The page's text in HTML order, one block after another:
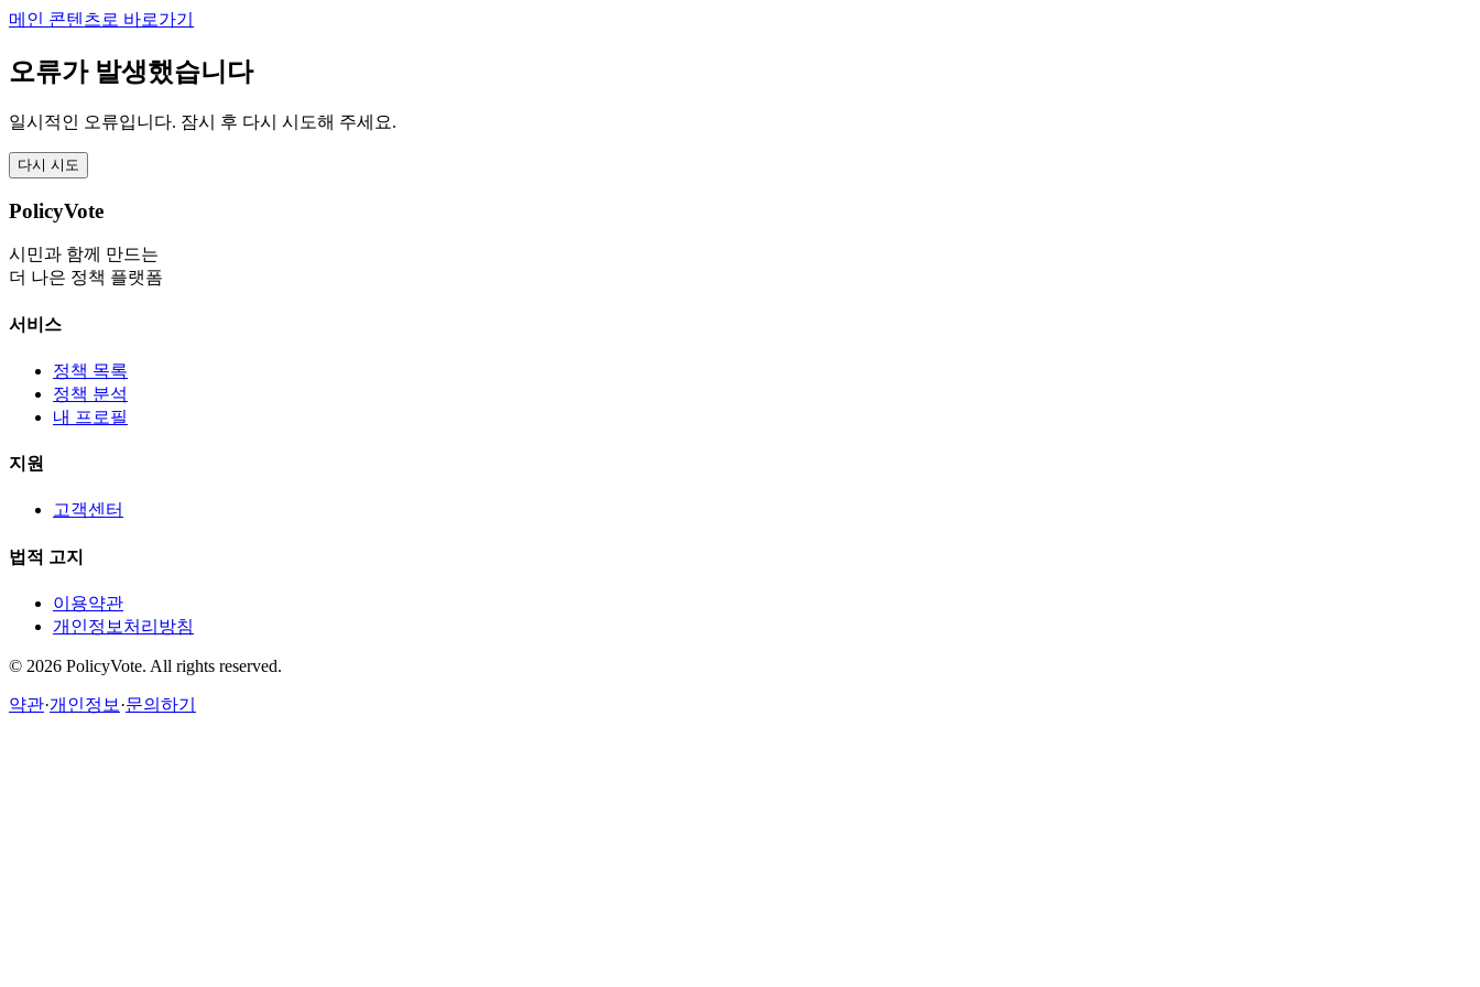
메인 콘텐츠로 바로가기
오류가 발생했습니다
일시적인 오류입니다. 잠시 후 다시 시도해 주세요.
다시 시도
PolicyVote
시민과 함께 만드는
더 나은 정책 플랫폼
서비스
정책 목록
정책 분석
내 프로필
지원
고객센터
법적 고지
이용약관
개인정보처리방침
© 2026 PolicyVote. All rights reserved.
약관·개인정보 ·문의하기